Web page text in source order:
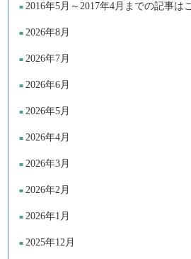
2016年5月～2017年4月までの記事は
2026年8月
2026年7月
2026年6月
2026年5月
2026年4月
2026年3月
2026年2月
2026年1月
2025年12月